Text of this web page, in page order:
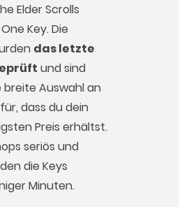
Elder Scrolls
Key. Die
das letzte
und sind
breite Auswahl an
dass du dein
Preis erhältst.
seriös und
die Keys
Minuten.